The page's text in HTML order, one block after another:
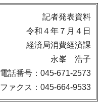
記者発表資料
令和４年７月４日
経済局消費経済課
永峯 浩子
電話番号：045-671-2573
ファクス：045-664-9533